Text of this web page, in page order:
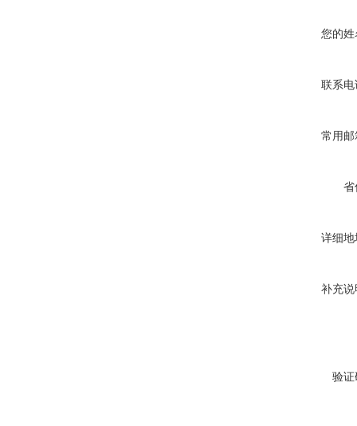
您的姓
联系电
常用邮
省
详细地
补充说
验证